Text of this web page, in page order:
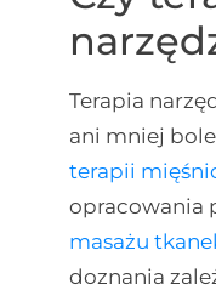
Terapia
ani mniej
terapii
opracowania
masażu
doznania